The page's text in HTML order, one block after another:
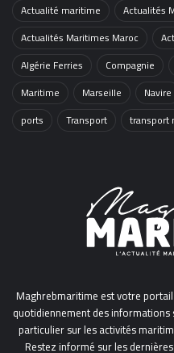
Actualité maritime
Actualités
Actualités Maritimes Maroc
Algérie Ferries
Compagnie
Maritime
Marseille Navire
ports
Transport transport
Maghrebmaritime est votre
quotidiennement des informations
particulier sur les activités
Restez informé sur les